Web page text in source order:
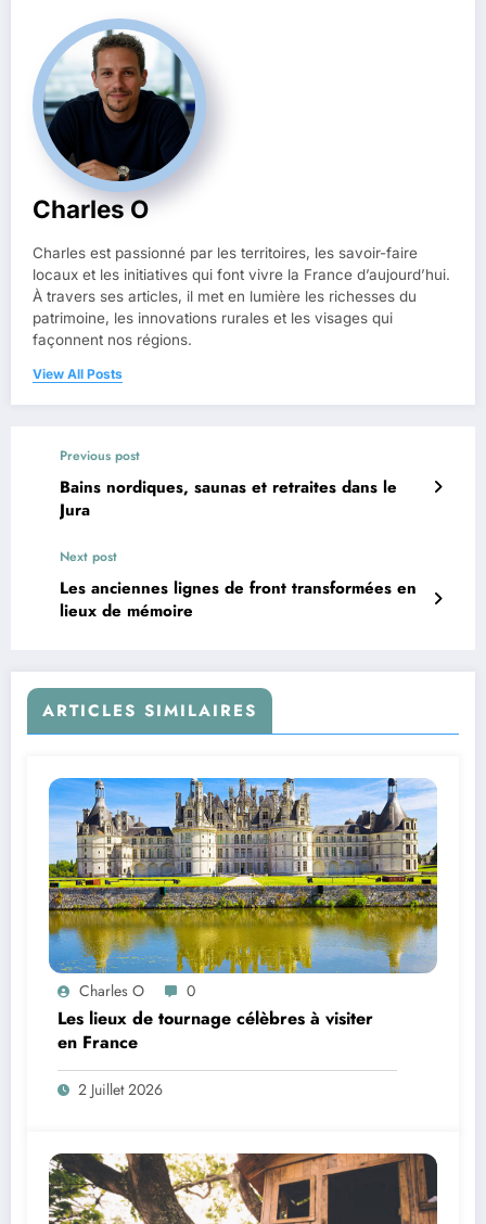
Charles O
Charles est passionné par les territoires, les savoir-faire
locaux et les initiatives qui font vivre la France d’aujourd’hui.
À travers ses articles, il met en lumière les richesses du
patrimoine, les innovations rurales et les visages qui
façonnent nos régions.
View All Posts
Previous post
Bains nordiques, saunas et retraites dans le
Jura
Next post
Les anciennes lignes de front transformées en
lieux de mémoire
ARTICLES SIMILAIRES
Charles O 0
Les lieux de tournage célèbres à visiter
en France
2 Juillet 2026